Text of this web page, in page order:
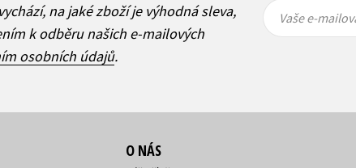
na jaké zboží je výhodná sleva,
k odběru našich e-mailových
osobních údajů.
mailová
mailová
Vaše e-
O NÁS